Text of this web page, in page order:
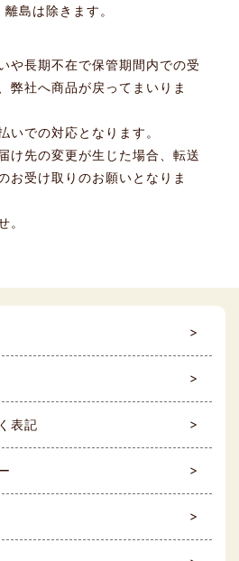
島は除きます。
や長期不在で保管期間内での受
弊社へ商品が戻ってまいりま
いでの対応となります。
け先の変更が生じた場合、転送
お受け取りのお願いとなりま
表記